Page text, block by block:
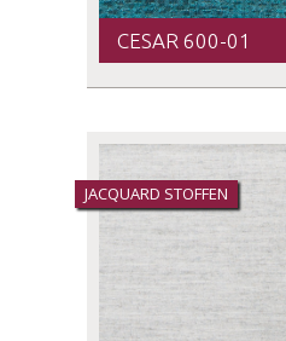
CESAR 600-01
JACQUARD STOFFEN